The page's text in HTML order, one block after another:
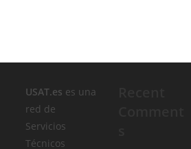
USAT.es es una
red de
Servicios
Técnicos